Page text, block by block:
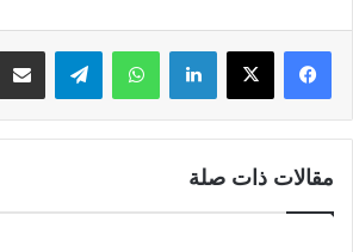
لينكدإن واتساب
مقالات ذات صلة